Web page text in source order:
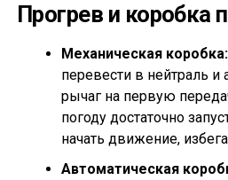
Прогрев и коробка
Механическая коробка:
перевести в нейтраль и
рычаг на первую
погоду достаточно
начать движение,
Автоматическая